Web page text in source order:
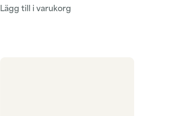
Lägg till i varukorg